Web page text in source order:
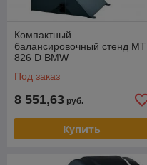
Компактный
балансировочный стенд MT
826 D BMW
Под заказ
8 551,63 руб.
Купить